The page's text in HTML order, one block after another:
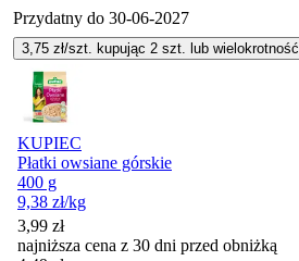
Przydatny do 30-06-2027
3,75 zł/szt. kupując 2 szt. lub wielokrotność
KUPIEC
Płatki owsiane górskie
400 g
9,38 zł/kg
3,99 zł
najniższa cena z 30 dni przed obniżką